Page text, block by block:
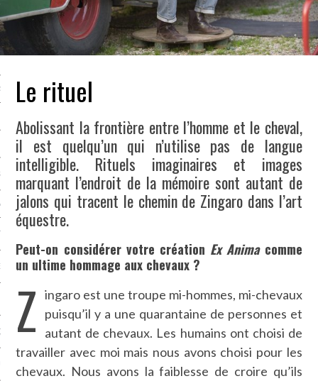
EN VOD
Le rituel
Abolissant la frontière entre l’homme et le cheval,
il est quelqu’un qui n’utilise pas de langue
intelligible. Rituels imaginaires et images
marquant l’endroit de la mémoire sont autant de
jalons qui tracent le chemin de Zingaro dans l’art
équestre.
Peut-on considérer votre création Ex Animacomme
un ultime hommage aux chevaux ?
Z
ingaro est une troupe mi-hommes, mi-chevaux
puisqu’il y a une quarantaine de personnes et
autant de chevaux. Les humains ont choisi de
travailler avec moi mais nous avons choisi pour les
chevaux. Nous avons la faiblesse de croire qu’ils